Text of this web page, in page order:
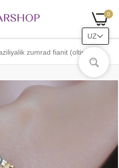
0
zumrad fianit (oltin bilan
UZ